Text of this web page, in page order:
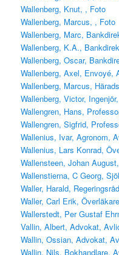
Wallenberg, Knut, , Foto
Wallenberg, Marcus, , Foto
Wallenberg, Marc,
Wallenberg, K.A.,
Wallenberg, Oscar,
Wallenberg, Axel, Envoyé,
Wallenberg, Marcus,
Wallenberg, Victor,
Wallengren, Hans,
Wallengren, Sigfrid,
Wallenius, Ivar, Agronom,
Wallenius, Lars Konrad,
Wallensteen, Johan
Wallenstierna, C Georg,
Waller, Harald,
Waller, Carl Erik,
Wallerstedt, Per Gustaf
Vallin, Albert, Advokat,
Wallin, Ossian, Advokat,
Wallin, Nils, Bokhandlare,